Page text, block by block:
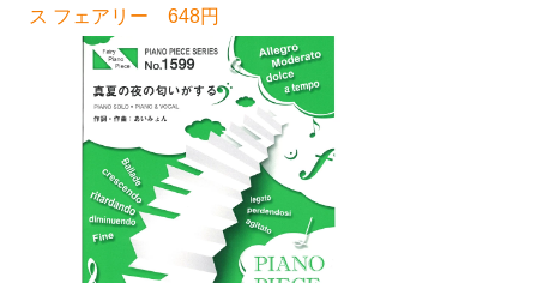
ス フェアリー 648円